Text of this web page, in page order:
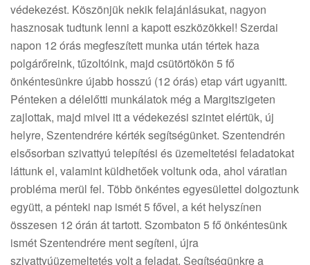
védekezést. Köszönjük nekik felajánlásukat, nagyon
hasznosak tudtunk lenni a kapott eszközökkel! Szerdai
napon 12 órás megfeszített munka után tértek haza
polgárőreink, tűzoltóink, majd csütörtökön 5 fő
önkéntesünkre újabb hosszú (12 órás) etap várt ugyanitt.
Pénteken a délelőtti munkálatok még a Margitszigeten
zajlottak, majd mivel itt a védekezési szintet elértük, új
helyre, Szentendrére kérték segítségünket. Szentendrén
elsősorban szivattyú telepítési és üzemeltetési feladatokat
láttunk el, valamint küldhetőek voltunk oda, ahol váratlan
probléma merül fel. Több önkéntes egyesülettel dolgoztunk
együtt, a pénteki nap ismét 5 fővel, a két helyszínen
összesen 12 órán át tartott. Szombaton 5 fő önkéntesünk
ismét Szentendrére ment segíteni, újra
szivattyúüzemeltetés volt a feladat. Segítségünkre a